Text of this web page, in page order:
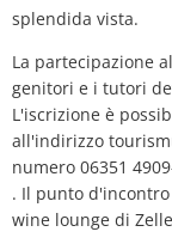
splendida vista.
La partecipazione
genitori e i tutori
L'iscrizione è
all'indirizzo
numero 06351
. Il punto
wine lounge di